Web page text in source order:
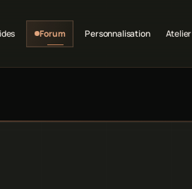
Forum Personnalisation Atelier